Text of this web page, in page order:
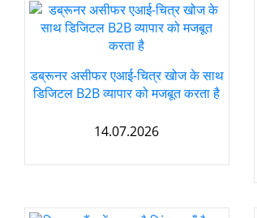
डब्रूनर असीफर एआई-चित्र खोज के साथ
डिजिटल B2B व्यापार को मजबूत करता है
14.07.2026